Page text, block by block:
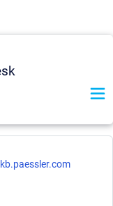
kb.paessler.com